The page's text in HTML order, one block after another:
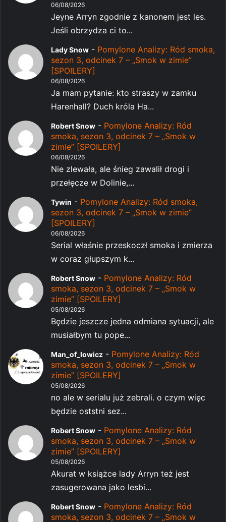
06/08/2026
Jeyne Arryn zgodnie z kanonem jest les.
Jeśli obrzydza ci to...
Lady Snow - Pomylone Analizy: Ród smoka,
sezon 3, odcinek 7 – „Smok w zimie”
[SPOILERY]
06/08/2026
Ja mam pytanie: kto straszy w zamku
Harenhall? Duch króla Ha...
Robert Snow - Pomylone Analizy: Ród
smoka, sezon 3, odcinek 7 – „Smok w
zimie” [SPOILERY]
06/08/2026
Nie zlewała, ale śnieg zawalił drogi i
przełęcze w Dolinie,...
Tywin - Pomylone Analizy: Ród smoka,
sezon 3, odcinek 7 – „Smok w zimie”
[SPOILERY]
06/08/2026
Serial właśnie przeskoczł smoka i zmierza
w coraz głupszym k...
Robert Snow - Pomylone Analizy: Ród
smoka, sezon 3, odcinek 7 – „Smok w
zimie” [SPOILERY]
05/08/2026
Będzie jeszcze jedna odmiana sytuacji, ale
musiałbym tu pope...
Man_of_lowicz - Pomylone Analizy: Ród
smoka, sezon 3, odcinek 7 – „Smok w
zimie” [SPOILERY]
05/08/2026
no ale w serialu już zebrali. o czym więc
będzie oststni sez...
Robert Snow - Pomylone Analizy: Ród
smoka, sezon 3, odcinek 7 – „Smok w
zimie” [SPOILERY]
05/08/2026
Akurat w książce lady Arryn też jest
zasugerowana jako lesbi...
Robert Snow - Pomylone Analizy: Ród
smoka, sezon 3, odcinek 7 – „Smok w